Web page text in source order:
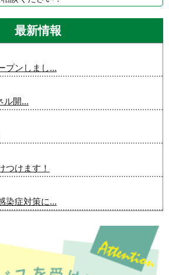
最新情報
プンしまし...
ル開...
つけます！
染症対策に...